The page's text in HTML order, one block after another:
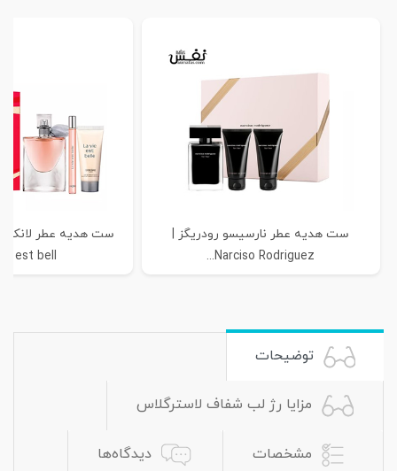
ست هدیه عطر نارسیسو رودریگز |
Narciso Rodriguez...
est bell...
توضیحات
مزایا رژ لب شفاف لاسترگلاس
مشخصات دیدگاه‌ها